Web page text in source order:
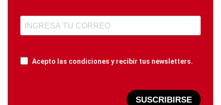
Acepto las condiciones y recibir tus newsletters.
SUSCRIBIRSE